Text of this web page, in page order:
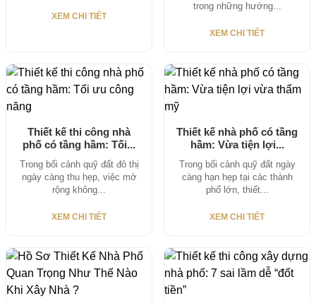
XEM CHI TIẾT
trong những hướng...
XEM CHI TIẾT
Thiết kế thi công nhà
phố có tầng hầm: Tối...
Trong bối cảnh quỹ đất đô thị
ngày càng thu hẹp, việc mở
rộng không...
XEM CHI TIẾT
Thiết kế nhà phố có tầng
hầm: Vừa tiện lợi...
Trong bối cảnh quỹ đất ngày
càng hạn hẹp tại các thành
phố lớn, thiết...
XEM CHI TIẾT